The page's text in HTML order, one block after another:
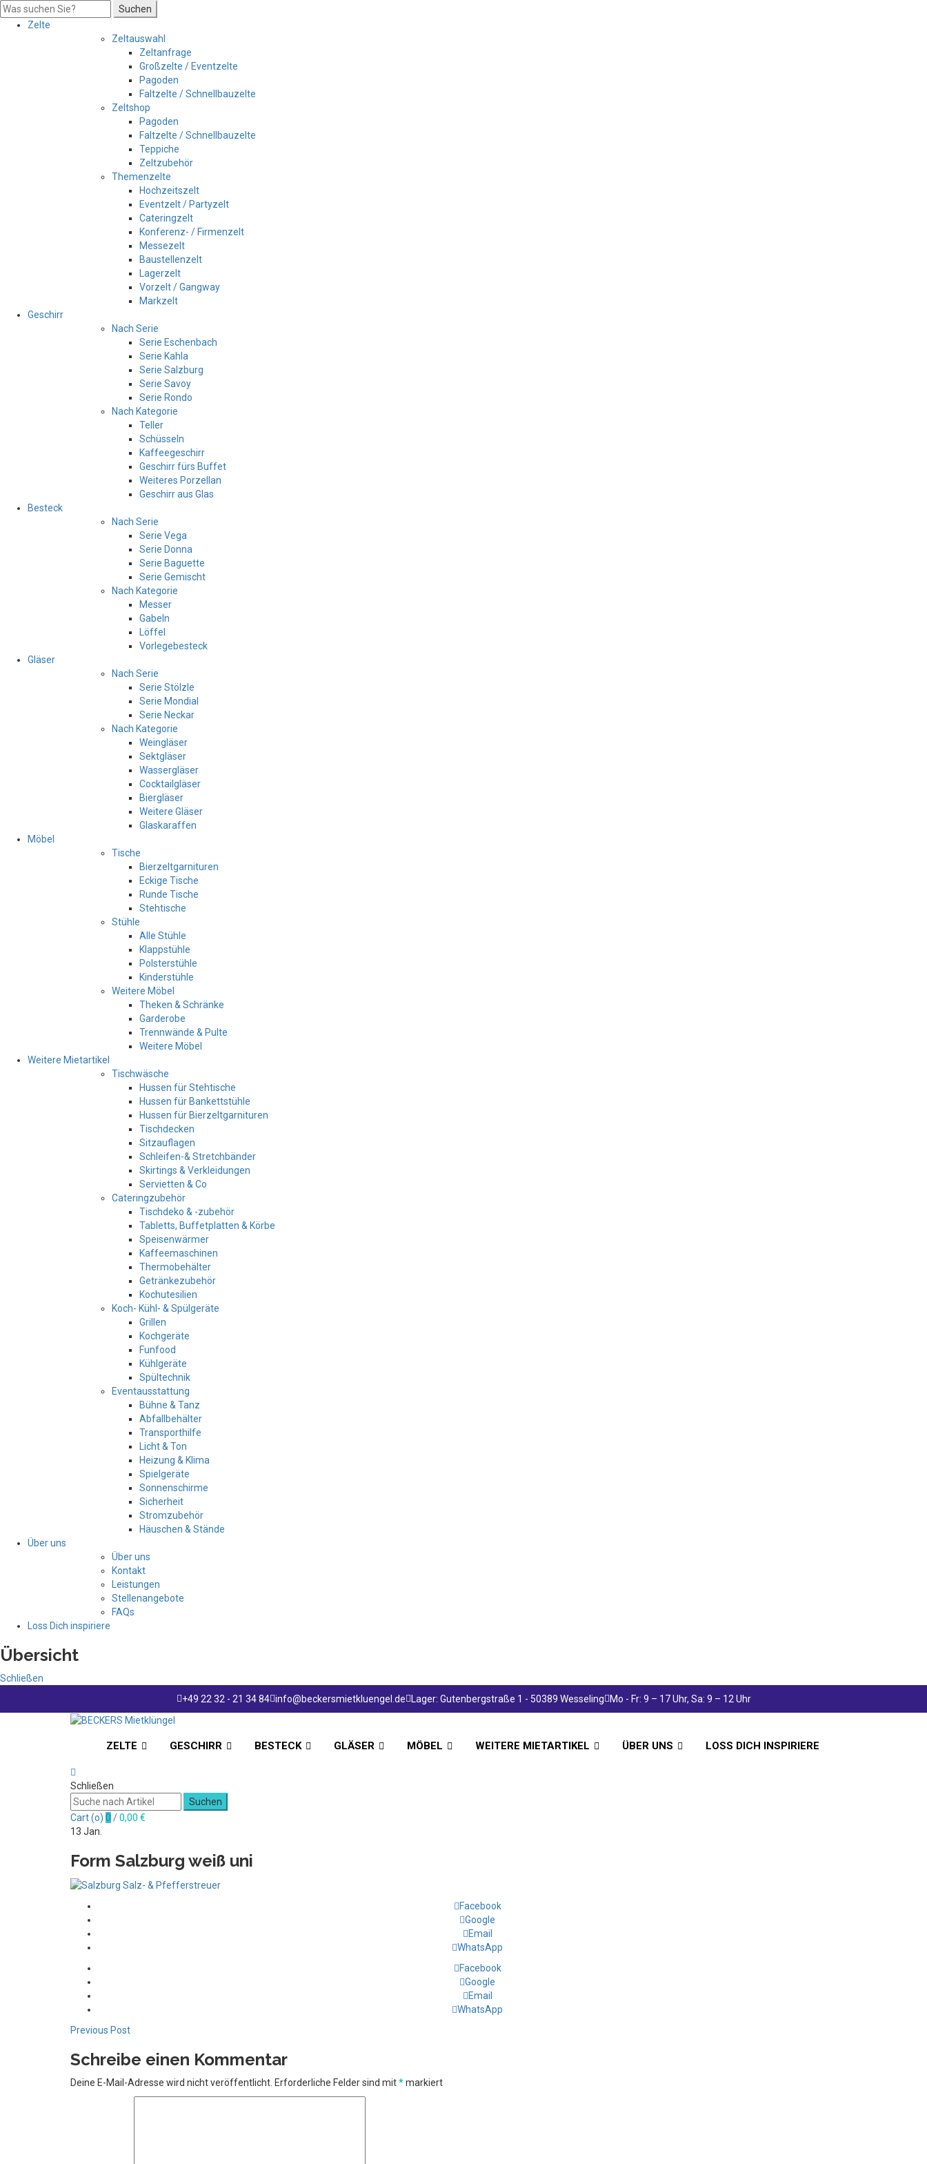
Suchen
Zelte
Zeltauswahl
Zeltanfrage
Großzelte / Eventzelte
Pagoden
Faltzelte / Schnellbauzelte
Zeltshop
Pagoden
Faltzelte / Schnellbauzelte
Teppiche
Zeltzubehör
Themenzelte
Hochzeitszelt
Eventzelt / Partyzelt
Cateringzelt
Konferenz- / Firmenzelt
Messezelt
Baustellenzelt
Lagerzelt
Vorzelt / Gangway
Markzelt
Geschirr
Nach Serie
Serie Eschenbach
Serie Kahla
Serie Salzburg
Serie Savoy
Serie Rondo
Nach Kategorie
Teller
Schüsseln
Kaffeegeschirr
Geschirr fürs Buffet
Weiteres Porzellan
Geschirr aus Glas
Besteck
Nach Serie
Serie Vega
Serie Donna
Serie Baguette
Serie Gemischt
Nach Kategorie
Messer
Gabeln
Löffel
Vorlegebesteck
Gläser
Nach Serie
Serie Stölzle
Serie Mondial
Serie Neckar
Nach Kategorie
Weingläser
Sektgläser
Wassergläser
Cocktailgläser
Biergläser
Weitere Gläser
Glaskaraffen
Möbel
Tische
Bierzeltgarnituren
Eckige Tische
Runde Tische
Stehtische
Stühle
Alle Stühle
Klappstühle
Polsterstühle
Kinderstühle
Weitere Möbel
Theken & Schränke
Garderobe
Trennwände & Pulte
Weitere Möbel
Weitere Mietartikel
Tischwäsche
Hussen für Stehtische
Hussen für Bankettstühle
Hussen für Bierzeltgarnituren
Tischdecken
Sitzauflagen
Schleifen-& Stretchbänder
Skirtings & Verkleidungen
Servietten & Co
Cateringzubehör
Tischdeko & -zubehör
Tabletts, Buffetplatten & Körbe
Speisenwärmer
Kaffeemaschinen
Thermobehälter
Getränkezubehör
Kochutesilien
Koch- Kühl- & Spülgeräte
Grillen
Kochgeräte
Funfood
Kühlgeräte
Spültechnik
Eventausstattung
Bühne & Tanz
Abfallbehälter
Transporthilfe
Licht & Ton
Heizung & Klima
Spielgeräte
Sonnenschirme
Sicherheit
Stromzubehör
Häuschen & Stände
Über uns
Über uns
Kontakt
Leistungen
Stellenangebote
FAQs
Loss Dich inspiriere
Übersicht
Schließen
+49 22 32 - 21 34 84 info@beckersmietkluengel.de Lager: Gutenbergstraße 1 - 50389 Wesseling Mo - Fr: 9 – 17 Uhr, Sa: 9 – 12 Uhr
ZELTE GESCHIRR BESTECK GLÄSER MÖBEL WEITERE MIETARTIKEL ÜBER UNS LOSS DICH INSPIRIERE
Schließen
Suchen
Cart (o) 0 /0,00 €
13 Jan.
Form Salzburg weiß uni
Facebook
Google
Email
WhatsApp
Facebook
Google
Email
WhatsApp
Previous Post
Schreibe einen Kommentar
Deine E-Mail-Adresse wird nicht veröffentlicht. Erforderliche Felder sind mit*markiert